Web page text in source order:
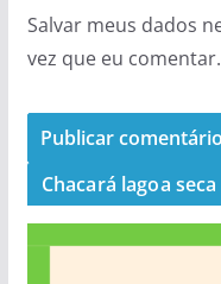
Salvar meus dados
vez que eu comentar.
Chacará lagoa seca